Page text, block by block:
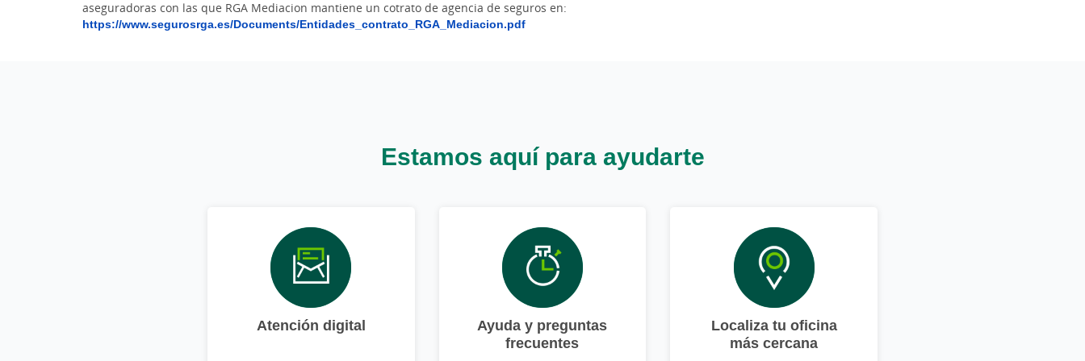
aseguradoras con las que RGA Mediacion mantiene un cotrato de agencia de seguros en:
https://www.segurosrga.es/Documents/Entidades_contrato_RGA_Mediacion.pdf
Estamos aquí para ayudarte
Atención digital
Ayuda y preguntas
frecuentes
Localiza tu oficina
más cercana